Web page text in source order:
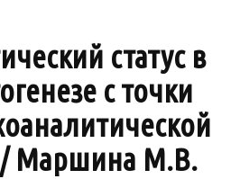
статус в
с точки
/ Маршина М.В.